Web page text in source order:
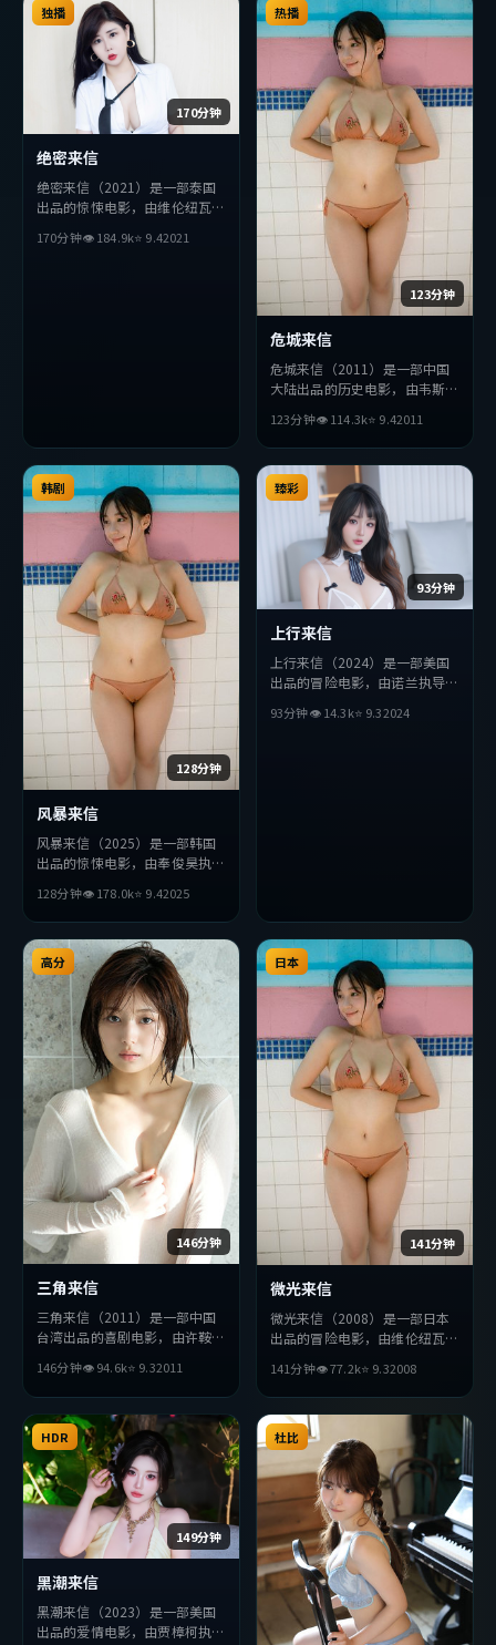
170分钟
独播
绝密来信
绝密来信（2021）是一部泰国
出品的惊悚电影，由维伦纽瓦执
演。影片在叙事与视听上力求突
170分钟👁184.9k⭐ 9.42021
123分钟
热播
危城来信
危城来信（2011）是一部中国
大陆出品的历史电影，由韦斯
昊、段奕宏等主演。影片在叙事
与视听上力求突破，探讨人性与
抉择，节奏张弛有度，适合喜欢
该类型的观众完整观看。
123分钟👁114.3k⭐ 9.42011
128分钟
韩剧
风暴来信
风暴来信（2025）是一部韩国
出品的惊悚电影，由奉俊昊执
赞达亚等主演。影片在叙事与视
听上力求突破，探讨人性与抉
择，节奏张弛有度，适合喜欢该
类型的观众完整观看。
128分钟👁178.0k⭐ 9.42025
93分钟
臻彩
上行来信
上行来信（2024）是一部美国
出品的冒险电影，由诺兰执导，
等主演。影片在叙事与视听上力
93分钟👁14.3k⭐ 9.32024
146分钟
高分
三角来信
三角来信（2011）是一部中国
台湾出品的喜剧电影，由许鞍华
演。影片在叙事与视听上力求突
破，探讨人性与抉择，节奏张弛
有度，适合喜欢该类型的观众完
整观看。
146分钟👁94.6k⭐ 9.32011
141分钟
日本
微光来信
微光来信（2008）是一部日本
出品的冒险电影，由维伦纽瓦执
主演。影片在叙事与视听上力求
突破，探讨人性与抉择，节奏张
弛有度，适合喜欢该类型的观众
完整观看。
141分钟👁77.2k⭐ 9.32008
149分钟
HDR
黑潮来信
黑潮来信（2023）是一部美国
出品的爱情电影，由贾樟柯执
杜比